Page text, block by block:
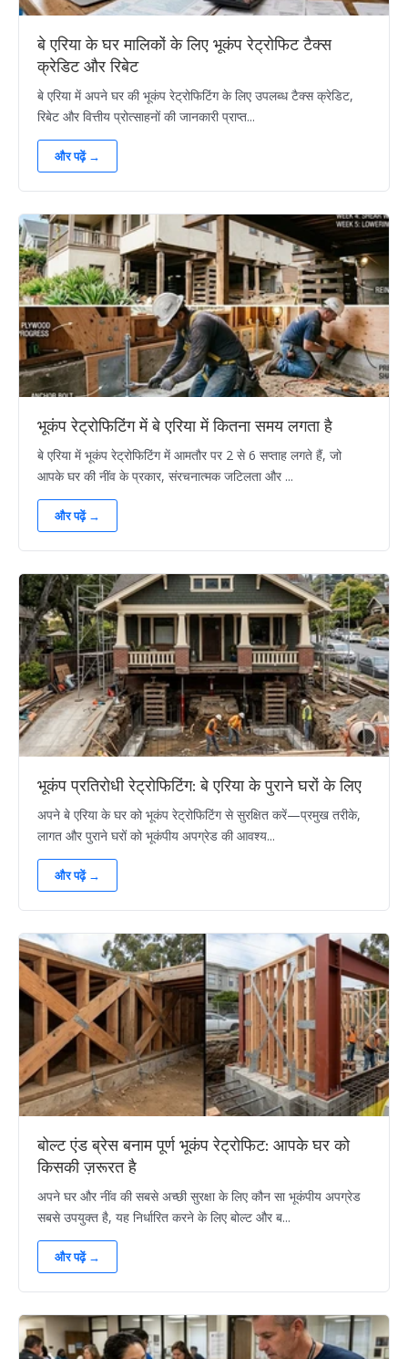
बे एरिया के घर मालिकों के लिए भूकंप रेट्रोफिट टैक्स
क्रेडिट और रिबेट
बे एरिया में अपने घर की भूकंप रेट्रोफिटिंग के लिए उपलब्ध टैक्स क्रेडिट,
रिबेट और वित्तीय प्रोत्साहनों की जानकारी प्राप्त...
और पढ़ें →
भूकंप रेट्रोफिटिंग में बे एरिया में कितना समय लगता है
बे एरिया में भूकंप रेट्रोफिटिंग में आमतौर पर 2 से 6 सप्ताह लगते हैं, जो
आपके घर की नींव के प्रकार, संरचनात्मक जटिलता और ...
और पढ़ें →
भूकंप प्रतिरोधी रेट्रोफिटिंग: बे एरिया के पुराने घरों के लिए
अपने बे एरिया के घर को भूकंप रेट्रोफिटिंग से सुरक्षित करें—प्रमुख तरीके,
लागत और पुराने घरों को भूकंपीय अपग्रेड की आवश्य...
और पढ़ें →
बोल्ट एंड ब्रेस बनाम पूर्ण भूकंप रेट्रोफिट: आपके घर को
किसकी ज़रूरत है
अपने घर और नींव की सबसे अच्छी सुरक्षा के लिए कौन सा भूकंपीय अपग्रेड
सबसे उपयुक्त है, यह निर्धारित करने के लिए बोल्ट और ब...
और पढ़ें →